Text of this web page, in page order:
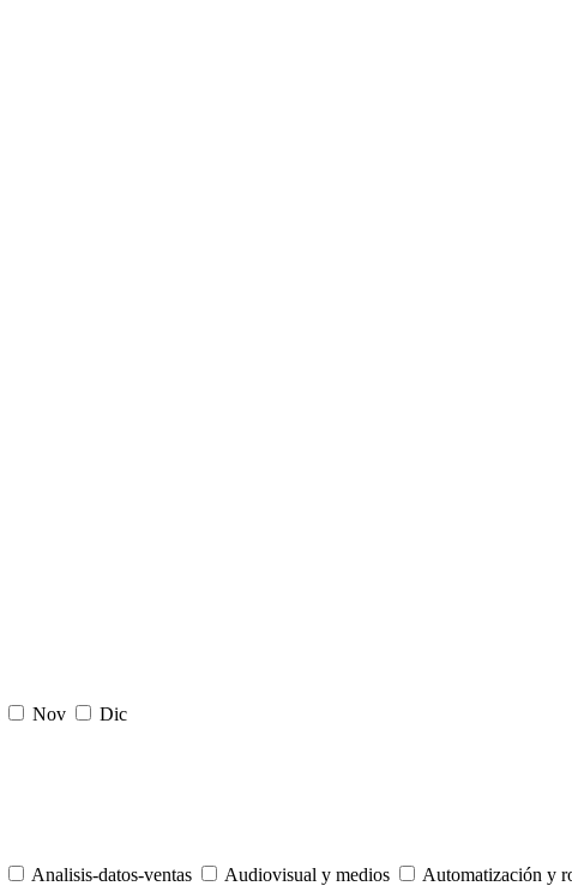
Nov Dic
Analisis-datos-ventas Audiovisual y medios Automatización y